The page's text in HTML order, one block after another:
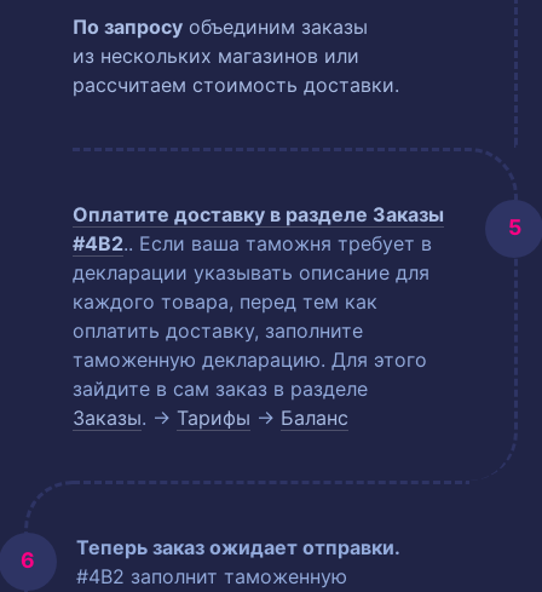
По запросу объединим заказы
из нескольких магазинов или
рассчитаем стоимость доставки.
Оплатите доставку в разделе Заказы
#4B2.. Если ваша таможня требует в
декларации указывать описание для
каждого товара, перед тем как
оплатить доставку, заполните
таможенную декларацию. Для этого
зайдите в сам заказ в разделе
Заказы. → Тарифы → Баланс
Теперь заказ ожидает отправки.
#4B2 заполнит таможенную